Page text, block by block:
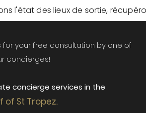
l'état des lieux de sortie,
for your free consultation by one of
concierges!
concierge services in the
of St Tropez.